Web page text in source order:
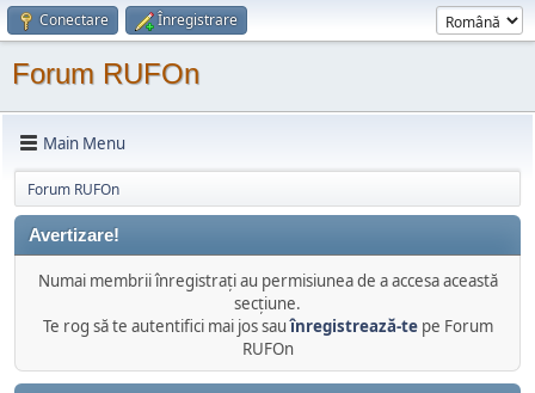
Conectare Înregistrare
Forum RUFOn
Main Menu
Forum RUFOn
Avertizare!
Numai membrii înregistraţi au permisiunea de a accesa această
secţiune.
Te rog să te autentifici mai jos sauînregistrează-tepe Forum
RUFOn